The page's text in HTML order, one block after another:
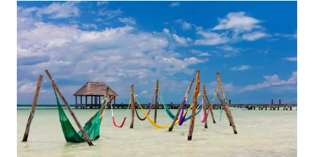
VAN
ISLA
MUJERES
NAAR
TULUM,
MEXICO?